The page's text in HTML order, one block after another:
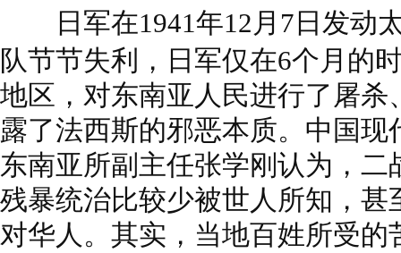
日军在1941年12月7日发动
队节节失利，日军仅在6个月的
地区，对东南亚人民进行了屠杀
露了法西斯的邪恶本质。中国
东南亚所副主任张学刚认为，
残暴统治比较少被世人所知，甚
对华人。其实，当地百姓所受的